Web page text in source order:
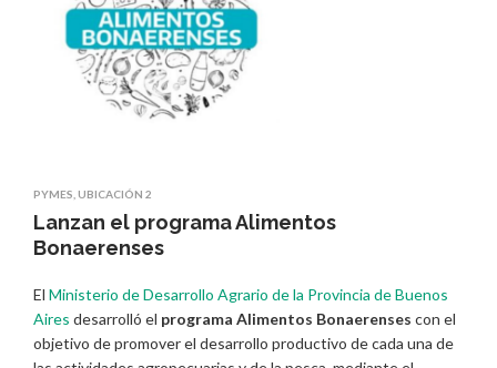
PYMES UBICACIÓN 2
Lanzan el programa Alimentos
Bonaerenses
El Ministerio de Desarrollo Agrario de la Provincia de Buenos
Aires desarrolló el programa Alimentos Bonaerenses con el
objetivo de promover el desarrollo productivo de cada una de